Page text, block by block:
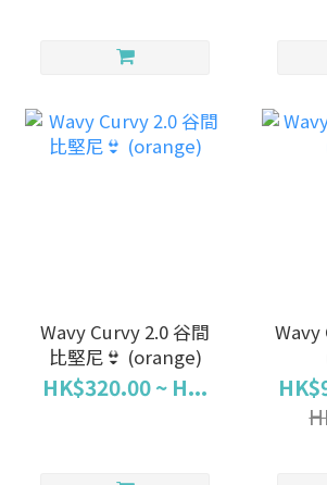
Wavy Curvy 2.0 谷間
比堅尼👙 (orange)
HK$320.00 ~ H...
Wavy